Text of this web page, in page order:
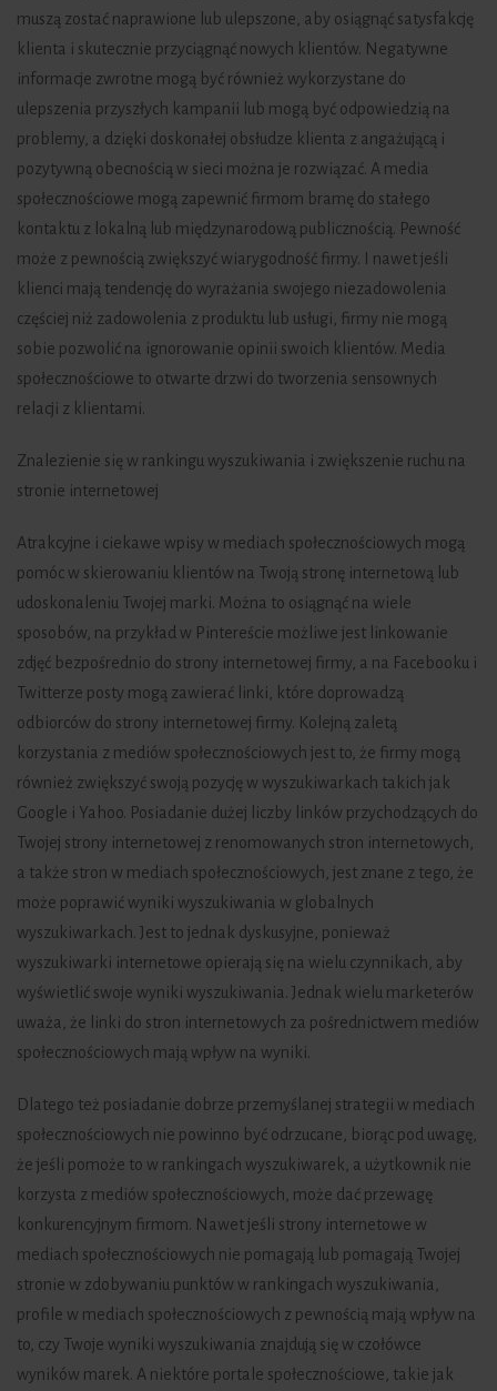
muszą zostać naprawione lub ulepszone, aby osiągnąć satysfakcję
klienta i skutecznie przyciągnąć nowych klientów. Negatywne
informacje zwrotne mogą być również wykorzystane do
ulepszenia przyszłych kampanii lub mogą być odpowiedzią na
problemy, a dzięki doskonałej obsłudze klienta z angażującą i
pozytywną obecnością w sieci można je rozwiązać. A media
społecznościowe mogą zapewnić firmom bramę do stałego
kontaktu z lokalną lub międzynarodową publicznością. Pewność
może z pewnością zwiększyć wiarygodność firmy. I nawet jeśli
klienci mają tendencję do wyrażania swojego niezadowolenia
częściej niż zadowolenia z produktu lub usługi, firmy nie mogą
sobie pozwolić na ignorowanie opinii swoich klientów. Media
społecznościowe to otwarte drzwi do tworzenia sensownych
relacji z klientami.
Znalezienie się w rankingu wyszukiwania i zwiększenie ruchu na
stronie internetowej
Atrakcyjne i ciekawe wpisy w mediach społecznościowych mogą
pomóc w skierowaniu klientów na Twoją stronę internetową lub
udoskonaleniu Twojej marki. Można to osiągnąć na wiele
sposobów, na przykład w Pintereście możliwe jest linkowanie
zdjęć bezpośrednio do strony internetowej firmy, a na Facebooku i
Twitterze posty mogą zawierać linki, które doprowadzą
odbiorców do strony internetowej firmy. Kolejną zaletą
korzystania z mediów społecznościowych jest to, że firmy mogą
również zwiększyć swoją pozycję w wyszukiwarkach takich jak
Google i Yahoo. Posiadanie dużej liczby linków przychodzących do
Twojej strony internetowej z renomowanych stron internetowych,
a także stron w mediach społecznościowych, jest znane z tego, że
może poprawić wyniki wyszukiwania w globalnych
wyszukiwarkach. Jest to jednak dyskusyjne, ponieważ
wyszukiwarki internetowe opierają się na wielu czynnikach, aby
wyświetlić swoje wyniki wyszukiwania. Jednak wielu marketerów
uważa, że linki do stron internetowych za pośrednictwem mediów
społecznościowych mają wpływ na wyniki.
Dlatego też posiadanie dobrze przemyślanej strategii w mediach
społecznościowych nie powinno być odrzucane, biorąc pod uwagę,
że jeśli pomoże to w rankingach wyszukiwarek, a użytkownik nie
korzysta z mediów społecznościowych, może dać przewagę
konkurencyjnym firmom. Nawet jeśli strony internetowe w
mediach społecznościowych nie pomagają lub pomagają Twojej
stronie w zdobywaniu punktów w rankingach wyszukiwania,
profile w mediach społecznościowych z pewnością mają wpływ na
to, czy Twoje wyniki wyszukiwania znajdują się w czołówce
wyników marek. A niektóre portale społecznościowe, takie jak